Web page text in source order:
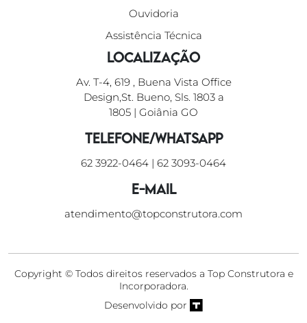
Ouvidoria
Assistência Técnica
Localização
Av. T-4, 619 , Buena Vista Office
Design,St. Bueno, Sls. 1803 a
1805 | Goiânia GO
Telefone/WhatsApp
62 3922-0464 | 62 3093-0464
E-mail
atendimento@topconstrutora.com
Copyright © Todos direitos reservados a Top Construtora e
Incorporadora.
Desenvolvido por